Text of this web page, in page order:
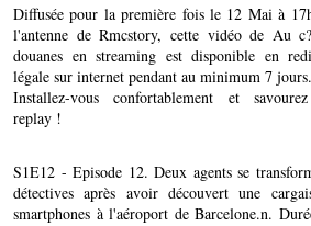
Diffusée pour la première fois le 12 Mai à
l'antenne de Rmcstory, cette vidéo de Au
douanes en streaming est disponible en
légale sur internet pendant au minimum 7 jours.
Installez-vous confortablement et
replay !
S1E12 - Episode 12. Deux agents se
détectives après avoir découvert une
smartphones à l'aéroport de Barcelone.n.